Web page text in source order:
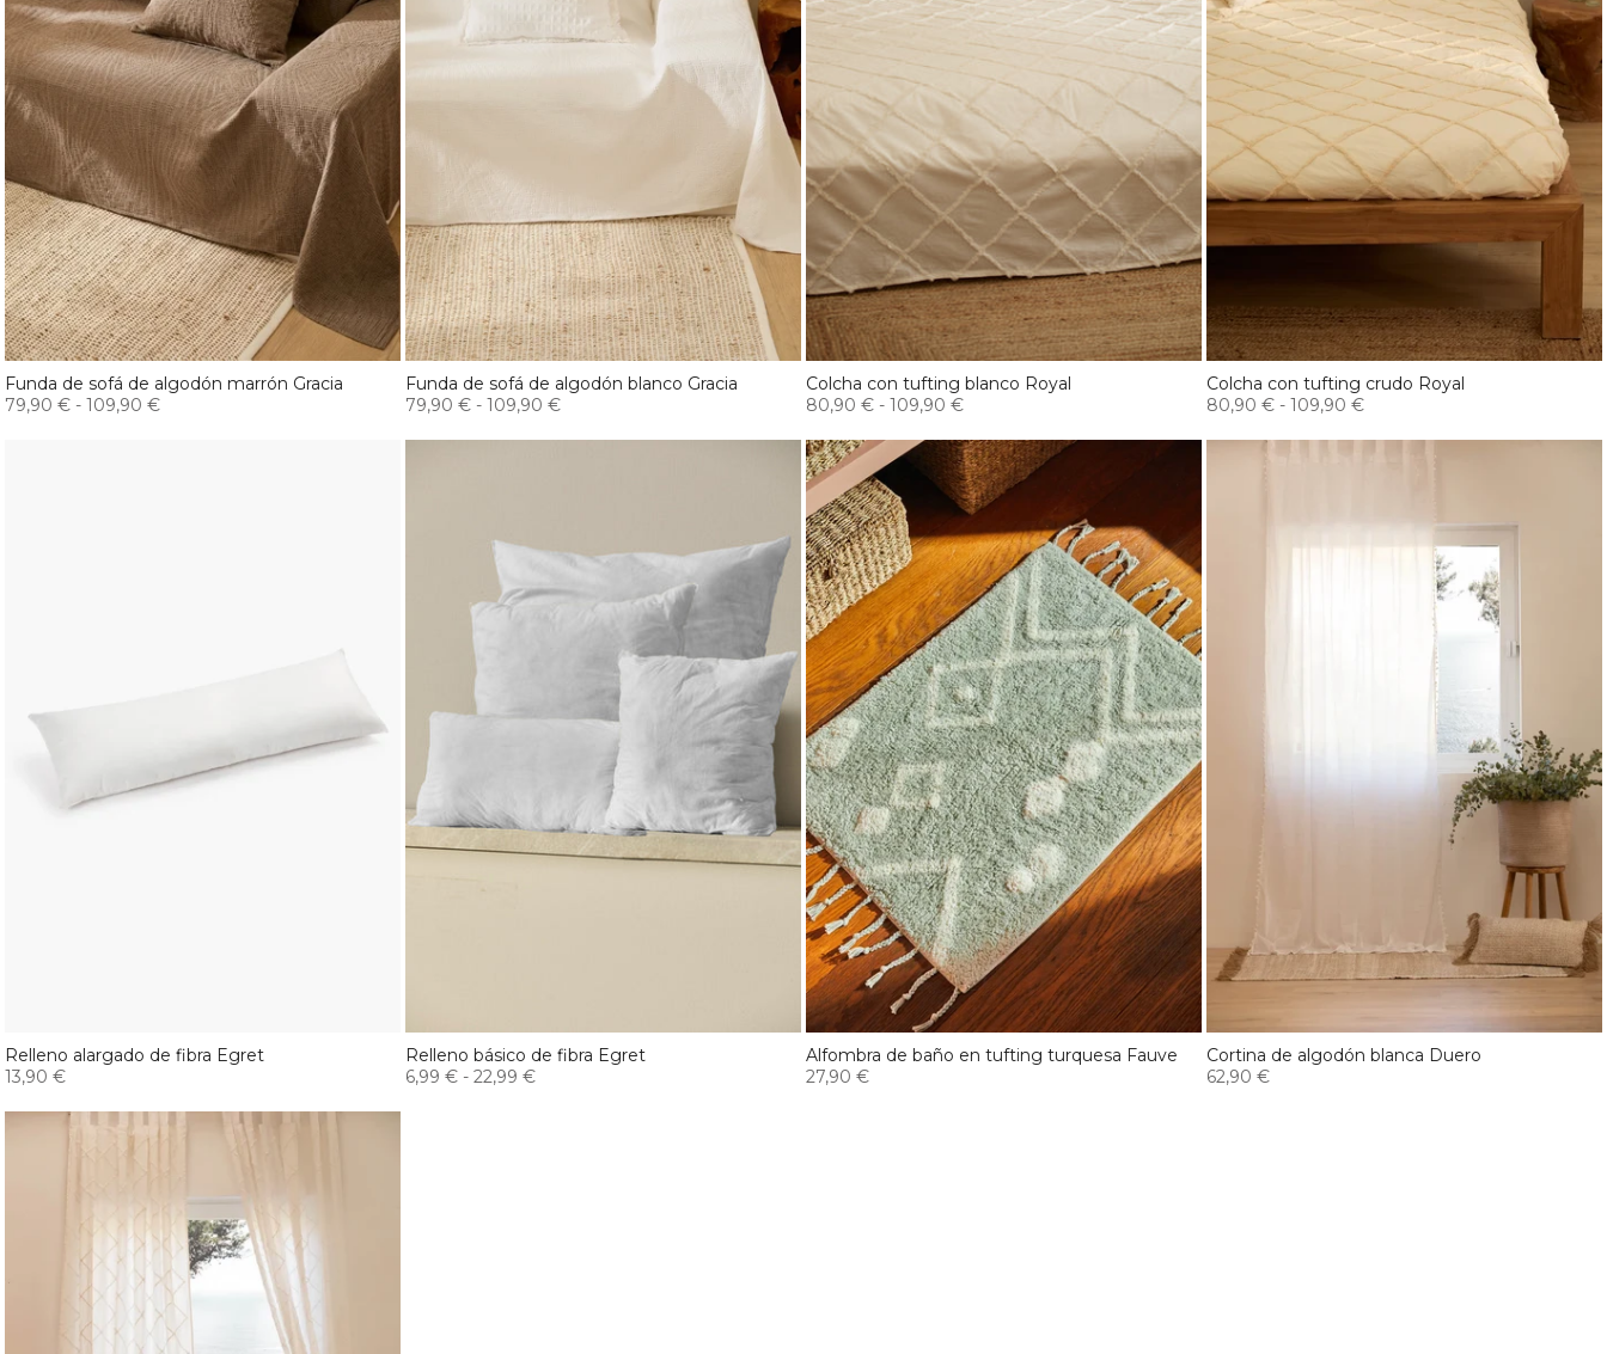
Funda de sofá de algodón marrón Gracia
79,90 € - 109,90 €
Funda de sofá de algodón blanco Gracia
79,90 € - 109,90 €
Colcha con tufting blanco Royal
80,90 € - 109,90 €
Colcha con tufting crudo Royal
80,90 € - 109,90 €
Relleno alargado de fibra Egret
13,90 €
Relleno básico de fibra Egret
6,99 € - 22,99 €
Alfombra de baño en tufting turquesa Fauve
27,90 €
Cortina de algodón blanca Duero
62,90 €